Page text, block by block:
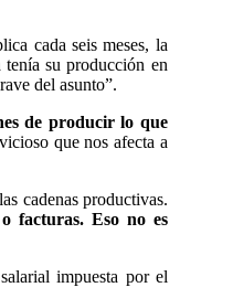
cada seis meses, la
tenía su producción en
del asunto”.
de producir lo que
que nos afecta a
cadenas productivas.
facturas. Eso no es
impuesta por el